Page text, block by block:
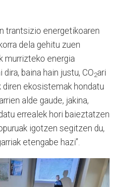
trantsizio energetikoaren
dela gehitu zuen
murrizteko energia
baina hain justu, CO2ari
ekosistemak hondatu
alde gaude, jakina,
errealek hori baieztatzen
igotzen segitzen du,
etengabe hazi”.